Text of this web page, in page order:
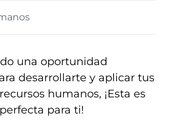
una oportunidad
desarrollarte y aplicar tus
humanos, ¡Esta es
para ti!